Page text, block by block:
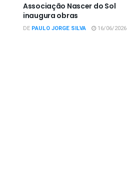
Associação Nascer do Sol
inaugura obras
DE PAULO JORGE SILVA 16/06/2026